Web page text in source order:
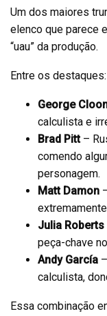
Um dos maiores
elenco que parece
“uau” da produção.
Entre os destaques:
George
calculista e
Brad Pitt–
comendo
personagem.
Matt Damon
Julia Roberts
peça-chave
Andy García
calculista,
Essa combinação